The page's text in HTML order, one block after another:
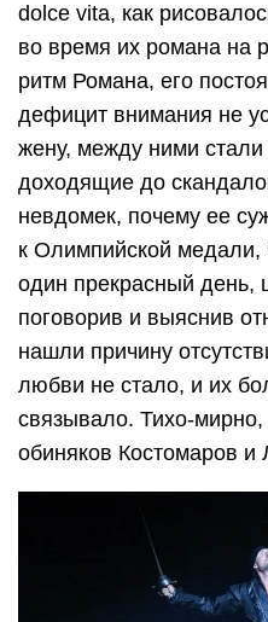
dolce vita, как
во время их романа на
ритм Романа, его
дефицит внимания не
жену, между ними стали
доходящие до
невдомек, почему ее
к Олимпийской
один прекрасный день,
поговорив и выяснив
нашли причину
любви не стало, и их
связывало. Тихо-мирно,
обиняков Костомаров и